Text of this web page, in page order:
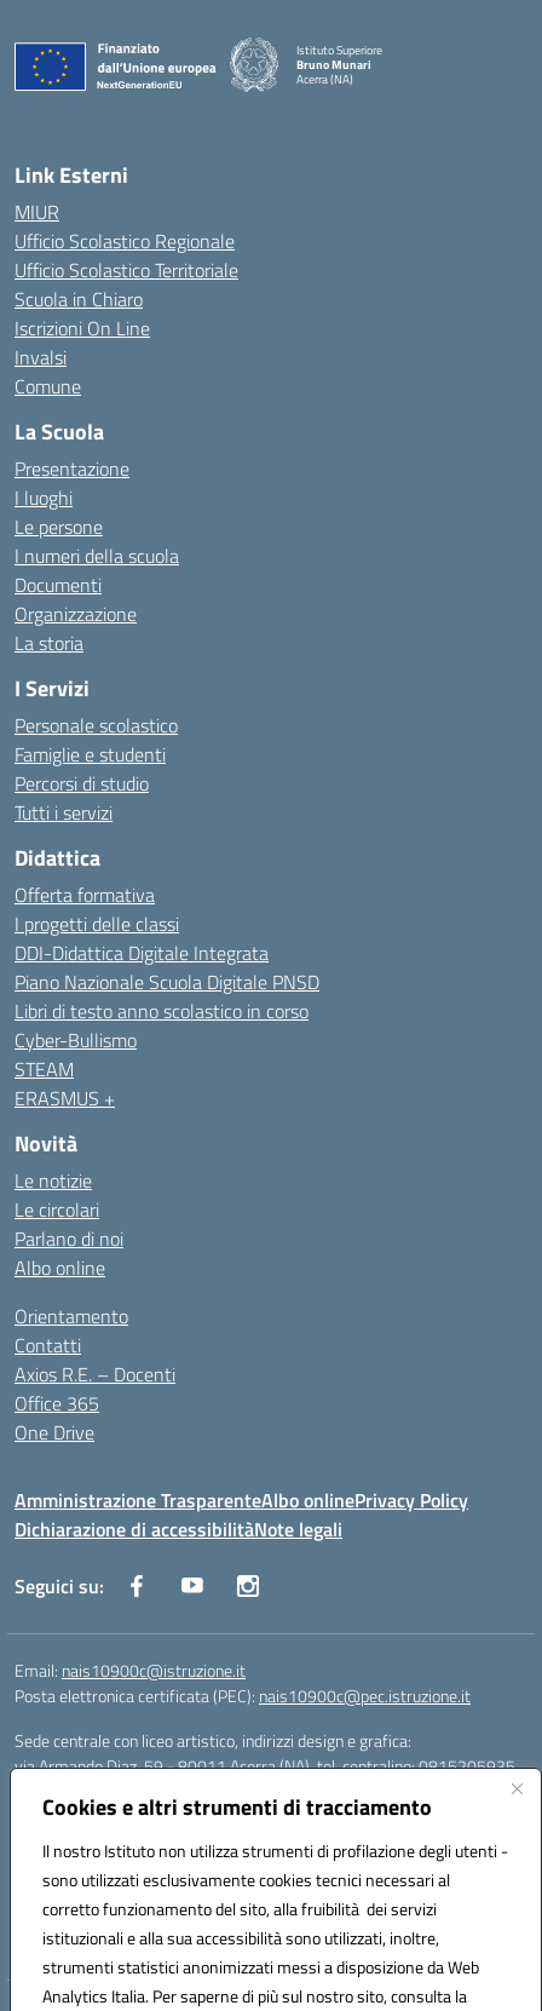
Cookies e altri strumenti di tracciamento
Il nostro Istituto non utilizza strumenti di profilazione degli utenti -
sono utilizzati esclusivamente cookies tecnici necessari al
corretto funzionamento del sito, alla fruibilità dei servizi
istituzionali e alla sua accessibilità sono utilizzati, inoltre,
strumenti statistici anonimizzati messi a disposizione da Web
Analytics Italia. Per saperne di più sul nostro sito, consulta la
Istituto Superiore
Bruno Munari
Acerra (NA)
Link Esterni
MIUR
Ufficio Scolastico Regionale
Ufficio Scolastico Territoriale
Scuola in Chiaro
Iscrizioni On Line
Invalsi
Comune
La Scuola
Presentazione
I luoghi
Le persone
I numeri della scuola
Documenti
Organizzazione
La storia
I Servizi
Personale scolastico
Famiglie e studenti
Percorsi di studio
Tutti i servizi
Didattica
Offerta formativa
I progetti delle classi
DDI-Didattica Digitale Integrata
Piano Nazionale Scuola Digitale PNSD
Libri di testo anno scolastico in corso
Cyber-Bullismo
STEAM
ERASMUS +
Novità
Le notizie
Le circolari
Parlano di noi
Albo online
Orientamento
Contatti
Axios R.E. – Docenti
Office 365
One Drive
Amministrazione TrasparenteAlbo onlinePrivacy Policy
Dichiarazione di accessibilitàNote legali
Seguici su:
Email: nais10900c@istruzione.it
Posta elettronica certificata (PEC): nais10900c@pec.istruzione.it
Sede centrale con liceo artistico, indirizzi design e grafica:
via Armando Diaz, 59 - 80011 Acerra (NA), tel. centralino: 0815205935
via T. Campanella, 80011 Acerra (NA), tel/fax: 0818850905
Sede succursale con liceo musicale:
via S. Pellico, 80011 Acerra (NA), tel: 08119660921
Email: nais10900c@istruzione.it | PEC: nais10900c@pec.istruzione.it |
Nome Ufficio PA: Uff_eFatturaPA | Codice Univoco ufficio: UFOYYV |
C.Fisc: 93056740637